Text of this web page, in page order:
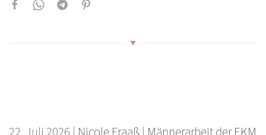
22. Juli 2026 | Nicole Fraaß | Männerarbeit der EKM